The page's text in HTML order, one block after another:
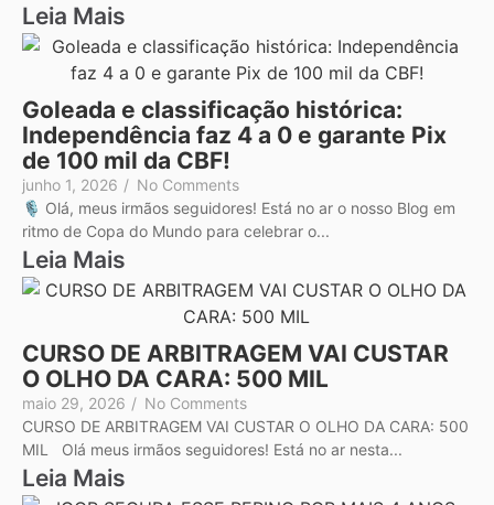
Leia Mais
Goleada e classificação histórica:
Independência faz 4 a 0 e garante Pix
de 100 mil da CBF!
junho 1, 2026 / No Comments
🎙️ Olá, meus irmãos seguidores! Está no ar o nosso Blog em
ritmo de Copa do Mundo para celebrar o...
Leia Mais
CURSO DE ARBITRAGEM VAI CUSTAR
O OLHO DA CARA: 500 MIL
maio 29, 2026 / No Comments
CURSO DE ARBITRAGEM VAI CUSTAR O OLHO DA CARA: 500
MIL Olá meus irmãos seguidores! Está no ar nesta...
Leia Mais